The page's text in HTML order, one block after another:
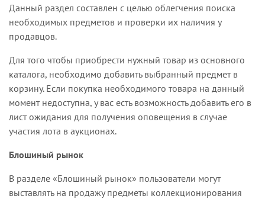
Данный раздел составлен с целью облегчения поиска
необходимых предметов и проверки их наличия у
продавцов.
Для того чтобы приобрести нужный товар из основного
каталога, необходимо добавить выбранный предмет в
корзину. Если покупка необходимого товара на данный
момент недоступна, у вас есть возможность добавить его в
лист ожидания для получения оповещения в случае
участия лота в аукционах.
Блошиный рынок
В разделе «Блошиный рынок» пользователи могут
выставлять на продажу предметы коллекционирования